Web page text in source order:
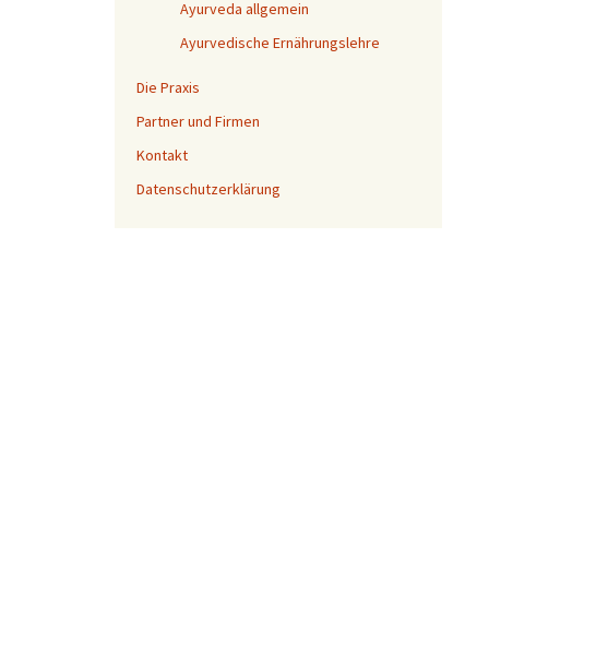
Ayurveda allgemein
Ayurvedische Ernährungslehre
Die Praxis
Partner und Firmen
Kontakt
Datenschutzerklärung